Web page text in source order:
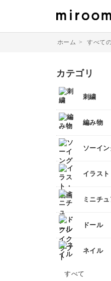
ホーム > すべて
カテゴリ
刺繍
すべて
伝統刺繍
その他刺繍
パンチニードル
刺し子
クロスステッチ
オートクチュー
リボン刺繍
ビーズ刺繍
フランス刺繍
ソウタシエ
編み物
すべて
棒針編み
かぎ針編み
レース編み
マクラメ
クラフトバンド
あみぐるみ
ソーイ
すべて
パッチワーク
布小物
和裁
洋裁
イラス
すべて
デッサン
ボールペンイラ
アクリル絵の具
アルコールイン
コピック
ミニチ
すべて
フェイクスイ
ミニチュアフー
ドール
すべて
ドールハウス
ネイル
すべて